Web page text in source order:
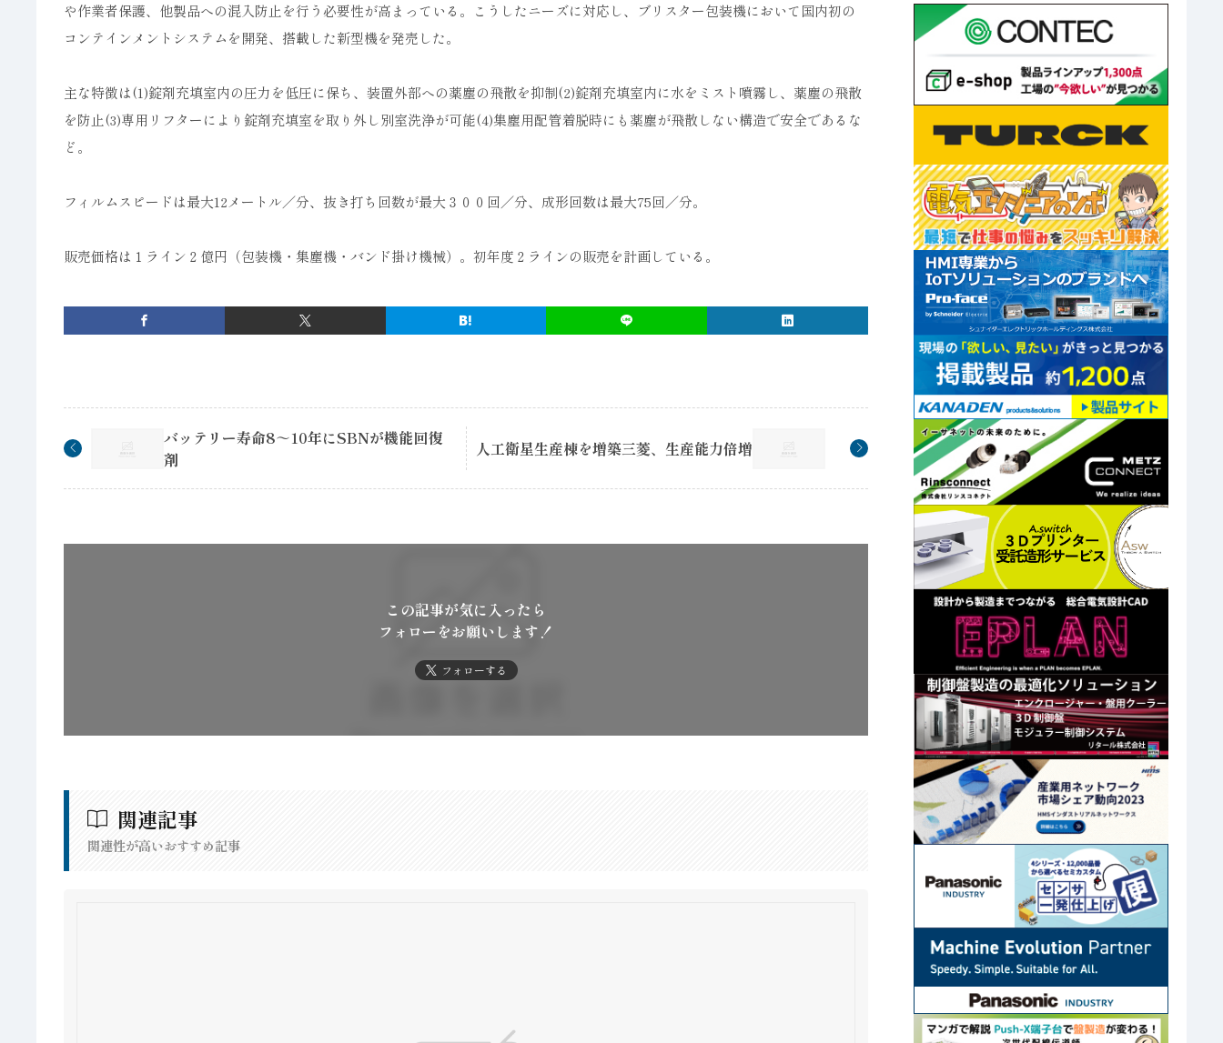
や作業者保護、他製品への混入防止を行う必要性が高まっている。こうしたニーズに対応し、ブリスター包装機において国内初の
コンテインメントシステムを開発、搭載した新型機を発売した。
主な特徴は(1)錠剤充填室内の圧力を低圧に保ち、装置外部への薬塵の飛散を抑制(2)錠剤充填室内に水をミスト噴霧し、薬塵の飛散
を防止(3)専用リフターにより錠剤充填室を取り外し別室洗浄が可能(4)集塵用配管着脱時にも薬塵が飛散しない構造で安全であるな
ど。
フィルムスピードは最大12メートル／分、抜き打ち回数が最大３００回／分、成形回数は最大75回／分。
販売価格は１ライン２億円（包装機・集塵機・バンド掛け機械）。初年度２ラインの販売を計画している。
バッテリー寿命8～10年にSBNが機能回復
剤
人工衛星生産棟を増築三菱、生産能力倍増
この記事が気に入ったら
フォローをお願いします！
フォローする
関連記事
関連性が高いおすすめ記事